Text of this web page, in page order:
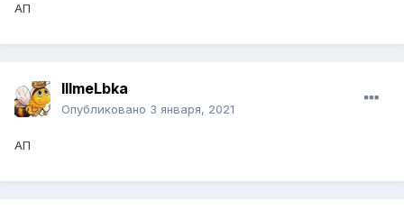
АП
IIImeLbka
Опубликовано 3 января, 2021
АП